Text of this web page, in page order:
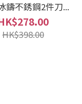
鑄不銹鋼2件刀...
HK$398.00